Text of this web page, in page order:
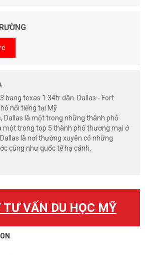
bang texas 1.34tr dân. Dallas - Fort
nổi tiếng tại Mỹ
Dallas là một trong những thành phố
một trong top 5 thành phố thương mại ở
là nơi thường xuyên có những
cũng như quốc tế hạ cánh.
VẤN DU HỌC MỸ